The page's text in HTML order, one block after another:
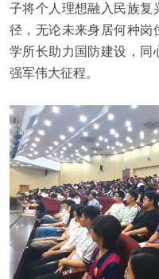
子将个人理想融入民族复
径，无论未来身居何种岗
学所长助力国防建设，同
强军伟大征程。